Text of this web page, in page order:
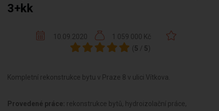
3+kk
10.09.2020
1 059 000 Kč
( 5 / 5)
Kompletní rekonstrukce bytu v Praze 8 v ulici Vítkova.
Provedené práce: rekonstrukce bytů, hydroizolační práce,